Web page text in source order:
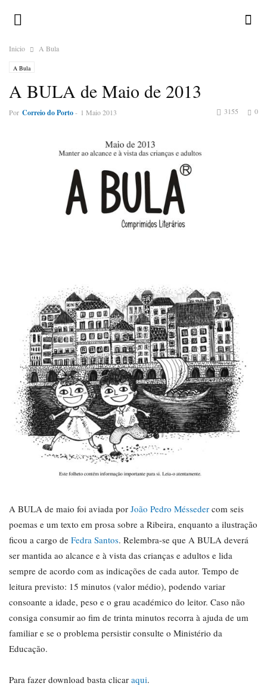
Inicio A Bula
A Bula
A BULA de Maio de 2013
Por Correio do Porto- 1 Maio 2013 0
3155
A BULA de maio foi aviada por João Pedro Mésseder com seis
poemas e um texto em prosa sobre a Ribeira, enquanto a ilustração
ficou a cargo de Fedra Santos. Relembra-se que A BULA deverá
ser mantida ao alcance e à vista das crianças e adultos e lida
sempre de acordo com as indicações de cada autor. Tempo de
leitura previsto: 15 minutos (valor médio), podendo variar
consoante a idade, peso e o grau académico do leitor. Caso não
consiga consumir ao fim de trinta minutos recorra à ajuda de um
familiar e se o problema persistir consulte o Ministério da
Educação.
Para fazer download basta clicar aqui.